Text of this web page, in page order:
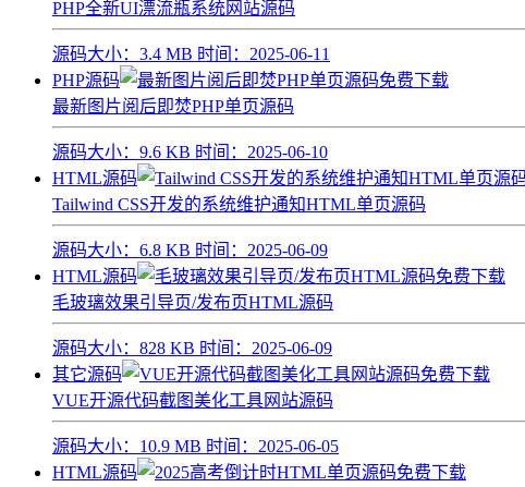
PHP全新UI漂流瓶系统网站源码
源码大小： 3.4 MB 时间： 2025-06-11
PHP源码
最新图片阅后即焚PHP单页源码
源码大小： 9.6 KB 时间： 2025-06-10
HTML源码
Tailwind CSS开发的系统维护通知HTML单页源码
源码大小： 6.8 KB 时间： 2025-06-09
HTML源码
毛玻璃效果引导页/发布页HTML源码
源码大小： 828 KB 时间： 2025-06-09
其它源码
VUE开源代码截图美化工具网站源码
源码大小： 10.9 MB 时间： 2025-06-05
HTML源码